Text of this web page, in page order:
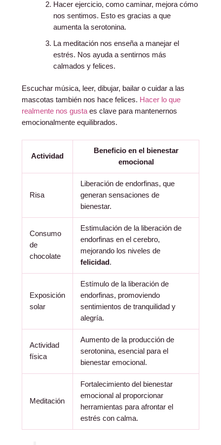
Hacer ejercicio, como caminar, mejora cómo
nos sentimos. Esto es gracias a que
aumenta la serotonina.
La meditación nos enseña a manejar el
estrés. Nos ayuda a sentirnos más
calmados y felices.
Escuchar música, leer, dibujar, bailar o cuidar a las
mascotas también nos hace felices. Hacer lo que
realmente nos gusta es clave para mantenernos
emocionalmente equilibrados.
Actividad
Beneficio en el bienestar
emocional
Risa
Liberación de endorfinas, que
generan sensaciones de
bienestar.
Consumo
de
chocolate
Estimulación de la liberación de
endorfinas en el cerebro,
mejorando los niveles de
felicidad.
Exposición
solar
Estímulo de la liberación de
endorfinas, promoviendo
sentimientos de tranquilidad y
alegría.
Actividad
física
Aumento de la producción de
serotonina, esencial para el
bienestar emocional.
Meditación
Fortalecimiento del bienestar
emocional al proporcionar
herramientas para afrontar el
estrés con calma.